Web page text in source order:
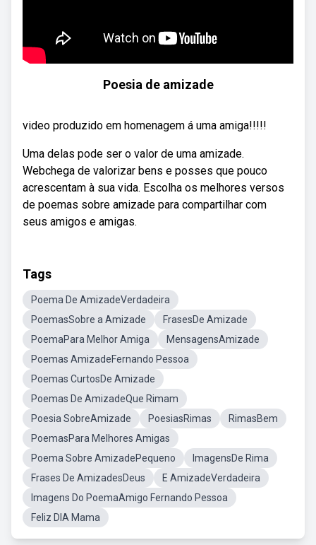
Poesia de amizade
video produzido em homenagem á uma amiga!!!!!
Uma delas pode ser o valor de uma amizade.
Webchega de valorizar bens e posses que pouco
acrescentam à sua vida. Escolha os melhores versos
de poemas sobre amizade para compartilhar com
seus amigos e amigas.
Tags
Poema De AmizadeVerdadeira
PoemasSobre a Amizade
FrasesDe Amizade
PoemaPara Melhor Amiga
MensagensAmizade
Poemas AmizadeFernando Pessoa
Poemas CurtosDe Amizade
Poemas De AmizadeQue Rimam
Poesia SobreAmizade
PoesiasRimas
RimasBem
PoemasPara Melhores Amigas
Poema Sobre AmizadePequeno
ImagensDe Rima
Frases De AmizadesDeus
E AmizadeVerdadeira
Imagens Do PoemaAmigo Fernando Pessoa
Feliz DIA Mama